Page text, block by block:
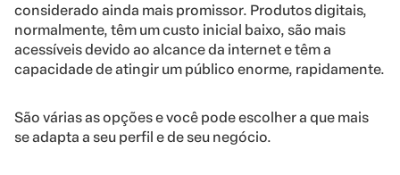
considerado ainda mais promissor. Produtos digitais,
normalmente, têm um custo inicial baixo, são mais
acessíveis devido ao alcance da internet e têm a
capacidade de atingir um público enorme, rapidamente.
São várias as opções e você pode escolher a que mais
se adapta a seu perfil e de seu negócio.